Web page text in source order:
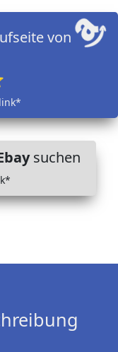
von
suchen